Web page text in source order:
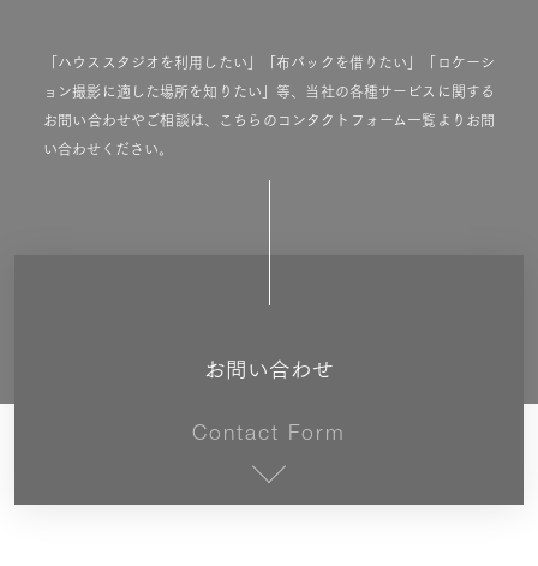
「ハウススタジオを利用したい」「布バックを借りたい」「ロケーシ
ョン撮影に適した場所を知りたい」等、当社の各種サービスに関する
お問い合わせやご相談は、こちらのコンタクトフォーム一覧よりお問
い合わせください。
お問い合わせ
Contact Form